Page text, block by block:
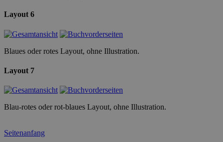
Layout 6
Blaues oder rotes Layout, ohne Illustration.
Layout 7
Blau-rotes oder rot-blaues Layout, ohne Illustration.
Seitenanfang